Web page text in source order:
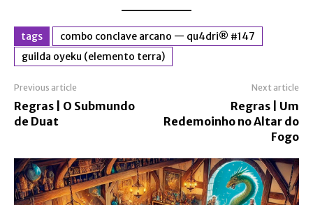
tags
combo conclave arcano — qu4dri® #147
guilda oyeku (elemento terra)
Previous article
Regras | O Submundo
de Duat
Next article
Regras | Um
Redemoinho no Altar do
Fogo